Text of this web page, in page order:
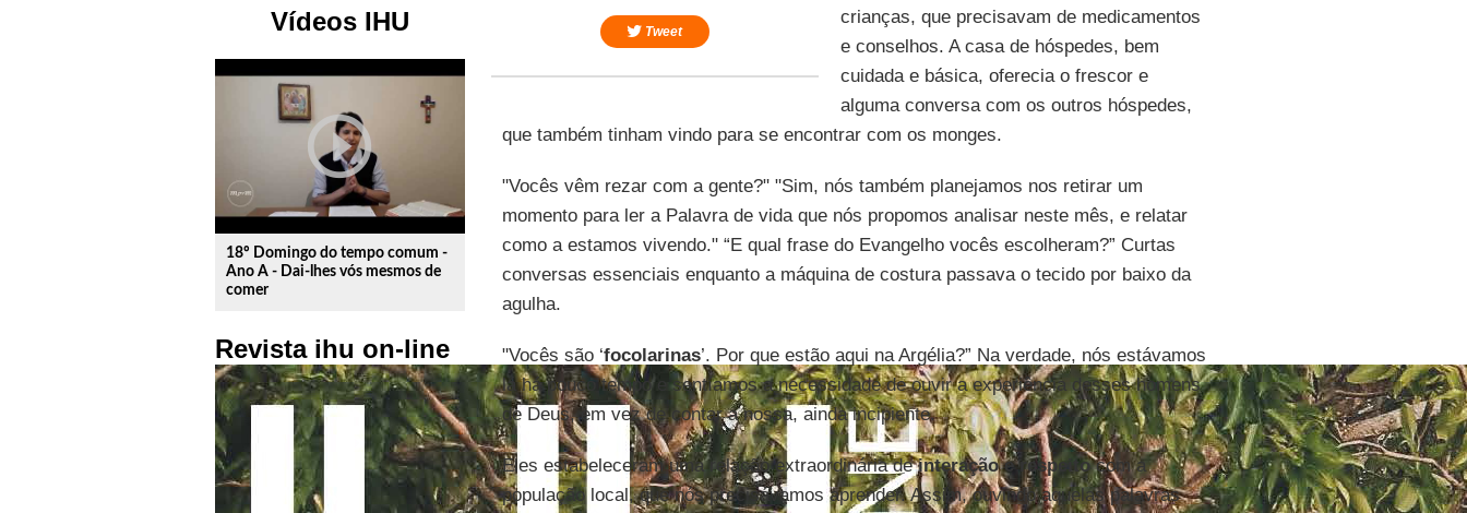
Vídeos IHU
play_circle_outline
18º Domingo do tempo comum -
Ano A - Dai-lhes vós mesmos de
comer
Revista ihu on-line
Tweet
crianças, que precisavam de medicamentos
e conselhos. A casa de hóspedes, bem
cuidada e básica, oferecia o frescor e
alguma conversa com os outros hóspedes,
que também tinham vindo para se encontrar com os monges.
"Vocês vêm rezar com a gente?" "Sim, nós também planejamos nos retirar um
momento para ler a Palavra de vida que nós propomos analisar neste mês, e relatar
como a estamos vivendo." “E qual frase do Evangelho vocês escolheram?” Curtas
conversas essenciais enquanto a máquina de costura passava o tecido por baixo da
agulha.
"Vocês são ‘focolarinas’. Por que estão aqui na Argélia?” Na verdade, nós estávamos
lá há pouco tempo e sentíamos a necessidade de ouvir a experiência desses homens
de Deus, em vez de contar a nossa, ainda incipiente.
Eles estabeleceram uma relação extraordinária deinteração e respeitocom a
população local, que nós precisávamos aprender. Assim, ouvindo aquelas palavras